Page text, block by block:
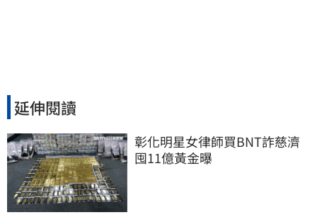
延伸閱讀
彰化明星女律師買BNT詐慈濟
囤11億黃金曝